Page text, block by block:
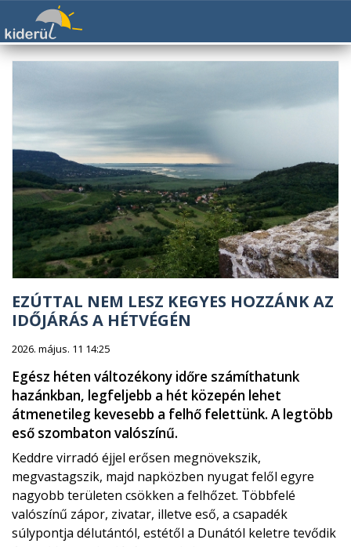
EZÚTTAL NEM LESZ KEGYES HOZZÁNK AZ
IDŐJÁRÁS A HÉTVÉGÉN
2026. május. 11 14:25
Egész héten változékony időre számíthatunk
hazánkban, legfeljebb a hét közepén lehet
átmenetileg kevesebb a felhő felettünk. A legtöbb
eső szombaton valószínű.
Keddre virradó éjjel erősen megnövekszik,
megvastagszik, majd napközben nyugat felől egyre
nagyobb területen csökken a felhőzet. Többfelé
valószínű zápor, zivatar, illetve eső, a csapadék
súlypontja délutántól, estétől a Dunától keletre tevődik